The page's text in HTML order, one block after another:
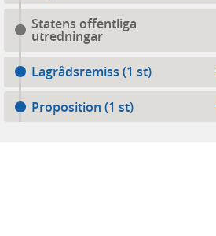
Statens offentliga
utredningar
Lagrådsremiss (1 st)
Proposition (1 st)